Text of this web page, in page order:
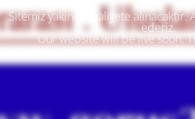
Sitemiz yakında faaliyete alınacaktır.
ederiz.
Our website will be live soon.